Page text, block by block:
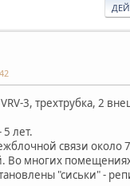
3, трехтрубка, 2
5 лет.
связи около
Во многих
"сиськи" -